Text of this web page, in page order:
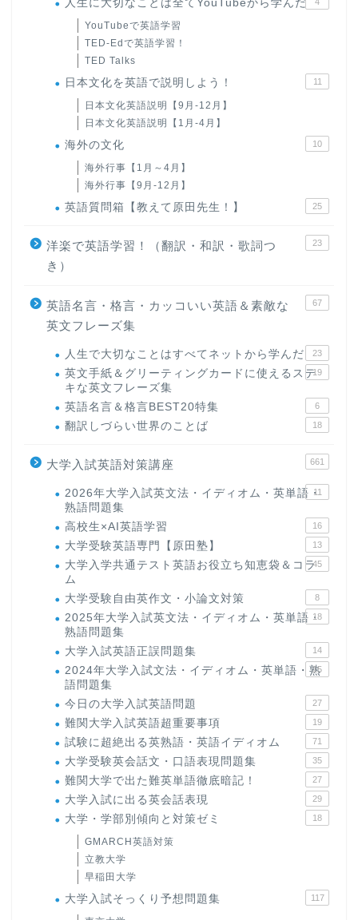
人生に大切なことは全てYouTubeから学んだ
YouTubeで英語学習
TED-Edで英語学習！
TED Talks
日本文化を英語で説明しよう！ 11
日本文化英語説明【9月-12月】
日本文化英語説明【1月-4月】
海外の文化 10
海外行事【1月～4月】
海外行事【9月-12月】
英語質問箱【教えて原田先生！】 25
洋楽で英語学習！（翻訳・和訳・歌詞つ
き）
23
英語名言・格言・カッコいい英語＆素敵な
英文フレーズ集
67
人生で大切なことはすべてネットから学んだ 23
英文手紙＆グリーティングカードに使えるステ
キな英文フレーズ集
19
英語名言＆格言BEST20特集 6
翻訳しづらい世界のことば 18
大学入試英語対策講座 661
2026年大学入試英文法・イディオム・英単語・
熟語問題集
11
高校生×AI英語学習 16
大学受験英語専門【原田塾】 13
大学入学共通テスト英語お役立ち知恵袋＆コラ
ム
45
大学受験自由英作文・小論文対策 8
2025年大学入試英文法・イディオム・英単語・
熟語問題集
18
大学入試英語正誤問題集 14
2024年大学入試文法・イディオム・英単語・熟
語問題集
15
今日の大学入試英語問題 27
難関大学入試英語超重要事項 19
試験に超絶出る英熟語・英語イディオム 71
大学受験英会話文・口語表現問題集 35
難関大学で出た難英単語徹底暗記！ 27
大学入試に出る英会話表現 29
大学・学部別傾向と対策ゼミ 18
GMARCH英語対策
立教大学
早稲田大学
大学入試そっくり予想問題集 117